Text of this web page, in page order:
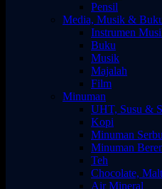
Pensil
Media, Musik &
Instrumen
Buku
Musik
Majalah
Film
Minuman
UHT, Susu &
Kopi
Minuman
Minuman
Teh
Chocolate,
Air Mineral